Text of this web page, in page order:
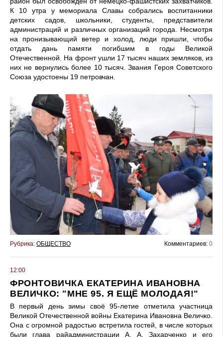
К 10 утра у мемориала Славы собрались воспитанники
детских садов, школьники, студенты, представители
администраций и различных организаций города. Несмотря
на пронизывающий ветер и холод, люди пришли, чтобы
отдать дань памяти погибшим в годы Великой
Отечественной. На фронт ушли 17 тысяч наших земляков, из
них не вернулись более 10 тысяч. Звания Героя Советского
Союза удостоены 19 петровчан.
Рубрика: ОБЩЕСТВО Комментариев: 0
12:00
ФРОНТОВИЧКА ЕКАТЕРИНА ИВАНОВНА
ВЕЛИЧКО: "МНЕ 95. Я ЕЩЁ МОЛОДАЯ!"
В первый день зимы своё 95-летие отметила участница
Великой Отечественной войны Екатерина Ивановна Величко.
Она с огромной радостью встретила гостей, в числе которых
были глава райадминистрации А. А. Захарченко и его